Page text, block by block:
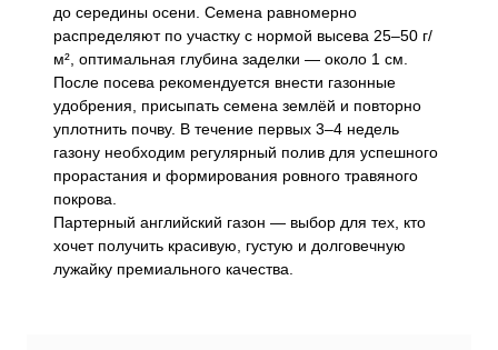
до середины осени. Семена равномерно
распределяют по участку с нормой высева 25–50 г/
м², оптимальная глубина заделки — около 1 см.
После посева рекомендуется внести газонные
удобрения, присыпать семена землёй и повторно
уплотнить почву. В течение первых 3–4 недель
газону необходим регулярный полив для успешного
прорастания и формирования ровного травяного
покрова.
Партерный английский газон — выбор для тех, кто
хочет получить красивую, густую и долговечную
лужайку премиального качества.